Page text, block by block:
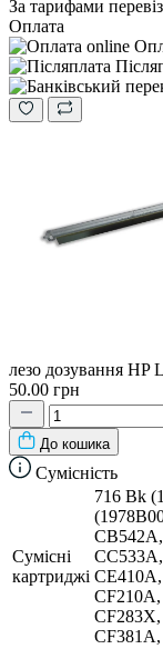
За тарифами
Оплата
лезо дозування HP
50.00 грн
До кошика
Сумісність
Сумісні
картриджі
716 Bk